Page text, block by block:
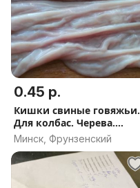
0.45 р.
Кишки свиные говяжьи.
Для колбас. Черева.
Синюга. Пузыри. Пузырь
для салтисона
Минск, Фрунзенский